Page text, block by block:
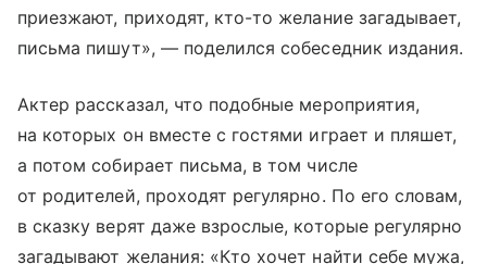
приезжают, приходят, кто-то желание загадывает,
письма пишут», — поделился собеседник издания.
Актер рассказал, что подобные мероприятия,
на которых он вместе с гостями играет и пляшет,
а потом собирает письма, в том числе
от родителей, проходят регулярно. По его словам,
в сказку верят даже взрослые, которые регулярно
загадывают желания: «Кто хочет найти себе мужа,